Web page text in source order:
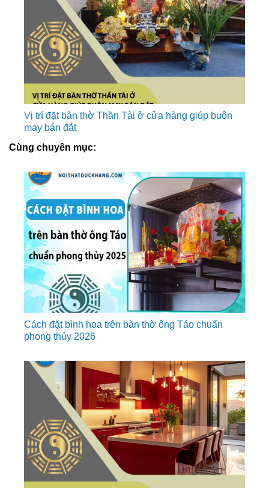
Vị trí đặt bàn thờ Thần Tài ở cửa hàng giúp buôn
may bán đắt
Cùng chuyên mục:
Cách đặt bình hoa trên bàn thờ ông Táo chuẩn
phong thủy 2026